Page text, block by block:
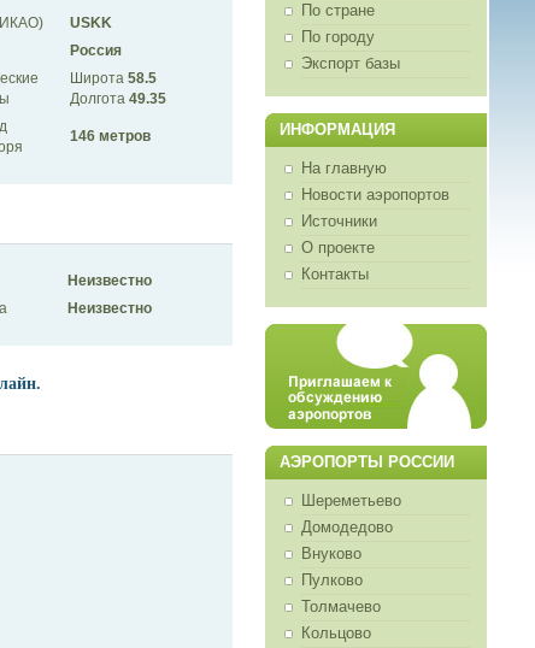
По стране
По городу
Экспорт базы
ИНФОРМАЦИЯ
На главную
Новости аэропортов
Источники
О проекте
Контакты
АЭРОПОРТЫ РОССИИ
Шереметьево
Домодедово
Внуково
Пулково
Толмачево
Кольцово
USKK
Россия
Широта 58.5
Долгота 49.35
146 метров
Неизвестно
Неизвестно